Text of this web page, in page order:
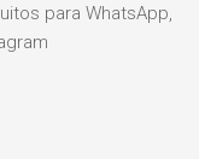
para WhatsApp,